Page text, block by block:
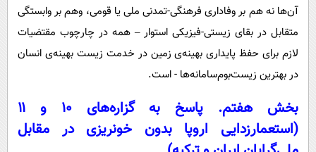
آن‌ها نه هم بر وفاداری فرهنگی-تمدنی ملی یا قومی، وهم بر وابستگی
متقابل در بقای زیستی-فیزیکی استوار – همه در چارچوب مقتضیات
لازم برای حفظ پایداری بهینه‌ی زمین در خدمت زیست بهینه‌ی انسان
در بهترین زیست‌بوم‌سامانه‌ها - است.
بخش هفتم. پاسخ به گزاره‌های ۱۰ و ۱۱
(استعمارزدایی اروپا بدون خونریزی در مقابل